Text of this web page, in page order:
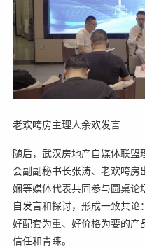
老欢咵房主理人余欢发言
随后，武汉房地产自媒体联
会副副秘书长张涛、老欢咵房
娴等媒体代表共同参与圆桌
自发言和探讨，形成一致共论
好配套为重、好价格为要的产
信任和青睐。